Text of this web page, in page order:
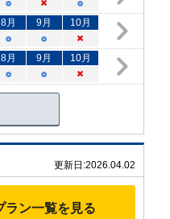
○
× ○
8月 9月 10月
○
○ ×
8月 9月 10月
○
○ ×
更新日:2026.04.02
ラン一覧を見る